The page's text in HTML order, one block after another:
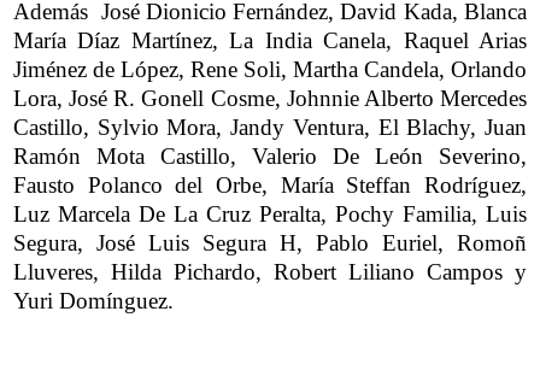
Además José Dionicio Fernández, David Kada, Blanca
María Díaz Martínez, La India Canela, Raquel Arias
Jiménez de López, Rene Soli, Martha Candela, Orlando
Lora, José R. Gonell Cosme, Johnnie Alberto Mercedes
Castillo, Sylvio Mora, Jandy Ventura, El Blachy, Juan
Ramón Mota Castillo, Valerio De León Severino,
Fausto Polanco del Orbe, María Steffan Rodríguez,
Luz Marcela De La Cruz Peralta, Pochy Familia, Luis
Segura, José Luis Segura H, Pablo Euriel, Romoñ
Lluveres, Hilda Pichardo, Robert Liliano Campos y
Yuri Domínguez.